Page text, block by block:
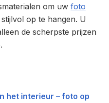
om uw foto
op te hangen. U
de scherpste prijzen
het interieur – foto op